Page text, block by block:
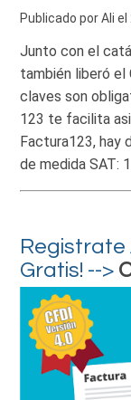
Publicado porAli el
Junto con el
también liberó el
claves son
123 te facilita
Factura123, hay
de medida SAT:
Registrate
Gratis! -->